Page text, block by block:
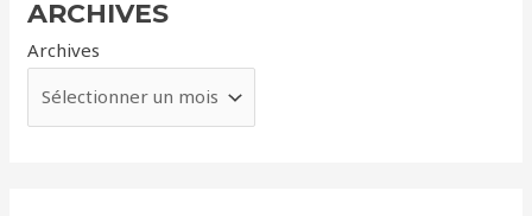
ARCHIVES
Archives